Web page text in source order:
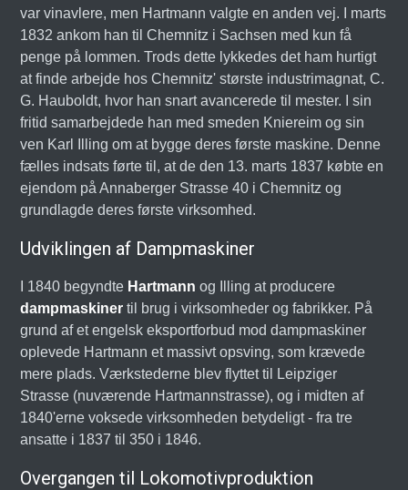
var vinavlere, men Hartmann valgte en anden vej. I marts
1832 ankom han til Chemnitz i Sachsen med kun få
penge på lommen. Trods dette lykkedes det ham hurtigt
at finde arbejde hos Chemnitz' største industrimagnat, C.
G. Hauboldt, hvor han snart avancerede til mester. I sin
fritid samarbejdede han med smeden Kniereim og sin
ven Karl Illing om at bygge deres første maskine. Denne
fælles indsats førte til, at de den 13. marts 1837 købte en
ejendom på Annaberger Strasse 40 i Chemnitz og
grundlagde deres første virksomhed.
Udviklingen af Dampmaskiner
I 1840 begyndte Hartmann og Illing at producere
dampmaskiner til brug i virksomheder og fabrikker. På
grund af et engelsk eksportforbud mod dampmaskiner
oplevede Hartmann et massivt opsving, som krævede
mere plads. Værkstederne blev flyttet til Leipziger
Strasse (nuværende Hartmannstrasse), og i midten af
1840'erne voksede virksomheden betydeligt - fra tre
ansatte i 1837 til 350 i 1846.
Overgangen til Lokomotivproduktion